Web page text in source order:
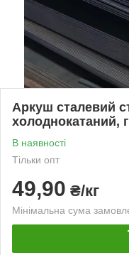
Аркуш сталевий
холоднокатаний,
В наявності
Тільки опт
49,90 ₴/кг
Мінімальна сума